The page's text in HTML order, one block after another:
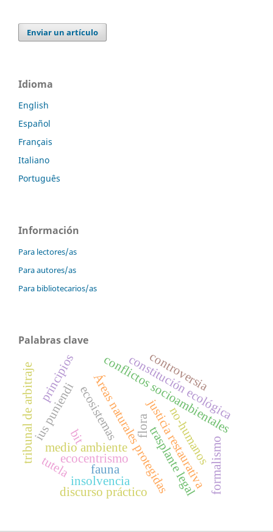
Enviar un artículo
Idioma
English
Español
Français
Italiano
Português
Información
Para lectores/as
Para autores/as
Para bibliotecarios/as
Palabras clave
trasplante legal
Áreas naturales protegidas
conflictos socioambientales
ecocentrismo
flora
fauna
medio ambiente
ecosistemas justicia restaurativa
ius puniendi constitución ecológica
no-humanos
bit
tribunal de arbitraje controversia
tutela
insolvencia
discurso práctico
principios
formalismo